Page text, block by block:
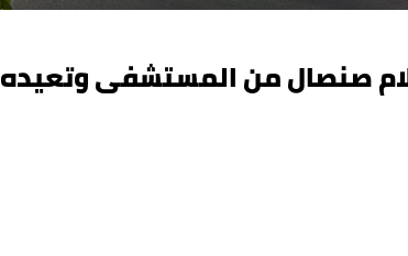
صنصال من المستشفى وتعيده